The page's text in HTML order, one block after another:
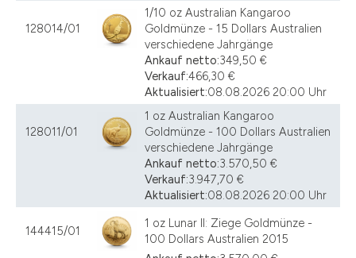
128014/01
1/10 oz Australian Kangaroo
Goldmünze - 15 Dollars Australien
verschiedene Jahrgänge
Ankauf netto:349,50 €
Verkauf:466,30 €
Aktualisiert:08.08.2026 20:00 Uhr
128011/01
1 oz Australian Kangaroo
Goldmünze - 100 Dollars Australien
verschiedene Jahrgänge
Ankauf netto:3.570,50 €
Verkauf:3.947,70 €
Aktualisiert:08.08.2026 20:00 Uhr
144415/01
1 oz Lunar II: Ziege Goldmünze -
100 Dollars Australien 2015